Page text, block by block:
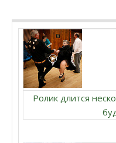
Ролик длится